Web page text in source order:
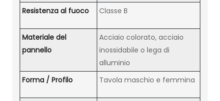
Resistenza al fuoco
Classe B
Materiale del
pannello
Acciaio colorato, acciaio
inossidabile o lega di
alluminio
Forma / Profilo
Tavola maschio e femmina